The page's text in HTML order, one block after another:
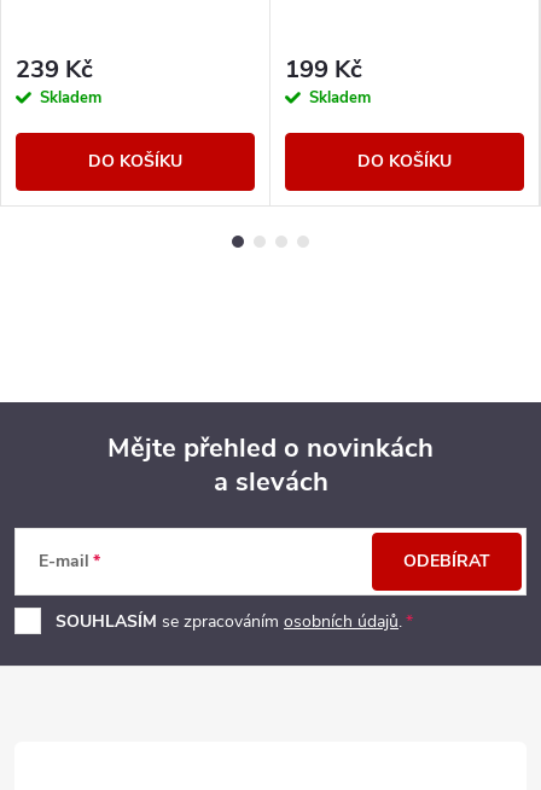
239 Kč
Skladem
DO KOŠÍKU
199 Kč
Skladem
DO KOŠÍKU
p
a
Mějte přehled o novinkách
a slevách
E-mail
SOUHLASÍM se zpracováním osobních údajů.
ODEBÍRAT